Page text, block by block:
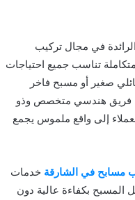
في مجال تركيب
تناسب جميع احتياجات
صغير أو مسبح فاخر
فريق هندسي متخصص وذو
إلى واقع ملموس يجمع
مسابح في الشارقة خدمات
المسبح بكفاءة عالية دون